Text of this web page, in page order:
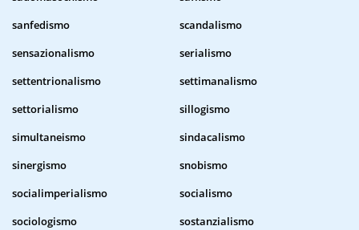
sanfedismo
scandalismo
sensazionalismo
serialismo
settentrionalismo
settimanalismo
settorialismo
sillogismo
simultaneismo
sindacalismo
sinergismo
snobismo
socialimperialismo
socialismo
sociologismo
sostanzialismo